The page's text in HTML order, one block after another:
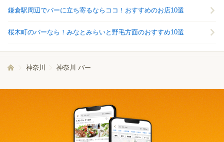
鎌倉駅周辺でバーに立ち寄るならココ！おすすめのお店10選
桜木町のバーなら！みなとみらいと野毛方面のおすすめ10選
神奈川 神奈川 バー